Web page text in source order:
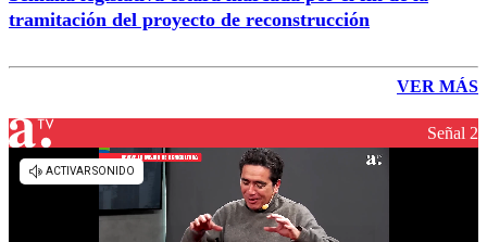
tramitación del proyecto de reconstrucción
VER MÁS
Señal 2